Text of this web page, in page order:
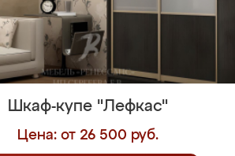
Шкаф-купе "Лефкас"
Цена: от 26 500 руб.